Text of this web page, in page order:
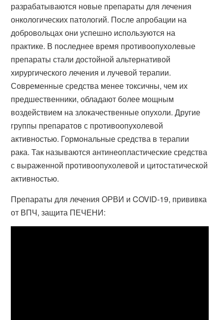
разрабатываются новые препараты для лечения
онкологических патологий. После апробации на
добровольцах они успешно используются на
практике. В последнее время противоопухолевые
препараты стали достойной альтернативой
хирургического лечения и лучевой терапии.
Современные средства менее токсичны, чем их
предшественники, обладают более мощным
воздействием на злокачественные опухоли. Другие
группы препаратов с противоопухолевой
активностью. Гормональные средства в терапии
рака. Так называются антинеопластические средства
с выраженной противоопухолевой и цитостатической
активностью.
Препараты для лечения ОРВИ и COVID-19, прививка
от ВПЧ, защита ПЕЧЕНИ: